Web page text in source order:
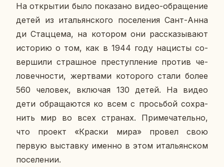
На от­кры­тии было по­ка­за­но видео-об­ра­ще­ние
детей из ита­льян­ско­го по­се­ле­ния Сант-Анна
ди Стац­це­ма, на ко­то­ром они рас­ска­зы­ва­ют
ис­то­рию о том, как в 1944 году на­ци­сты со­
вер­ши­ли страш­ное пре­ступ­ле­ние против че­
ло­веч­но­сти, жерт­ва­ми ко­то­ро­го стали более
560 че­ло­век, вклю­чая 130 детей. На видео
дети об­ра­ща­ют­ся ко всем с прось­бой со­хра­
нить мир во всех стра­нах. При­ме­ча­тель­но,
что проект «Краски мира» провел свою
первую вы­став­ку именно в этом ита­льян­ском
по­се­ле­нии.